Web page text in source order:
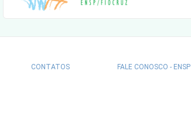
CONTATOS FALE CONOSCO - ENSP